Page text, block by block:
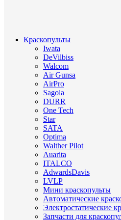
Краскопульты
Iwata
DeVilbiss
Walcom
Air Gunsa
AirPro
Sagola
DURR
One Tech
Star
SATA
Optima
Walther Pilot
Auarita
ITALCO
AdwardsDavis
LVLP
Мини краскопульты
Автоматические
Электростатические
Запчасти для